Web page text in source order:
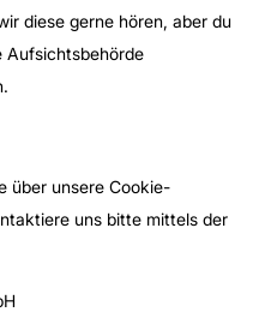
diese gerne hören, aber du
Aufsichtsbehörde
über unsere Cookie-
uns bitte mittels der